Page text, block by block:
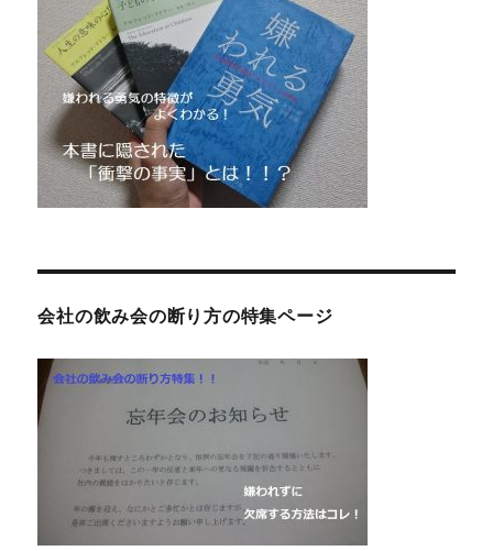
会社の飲み会の断り方の特集ページ